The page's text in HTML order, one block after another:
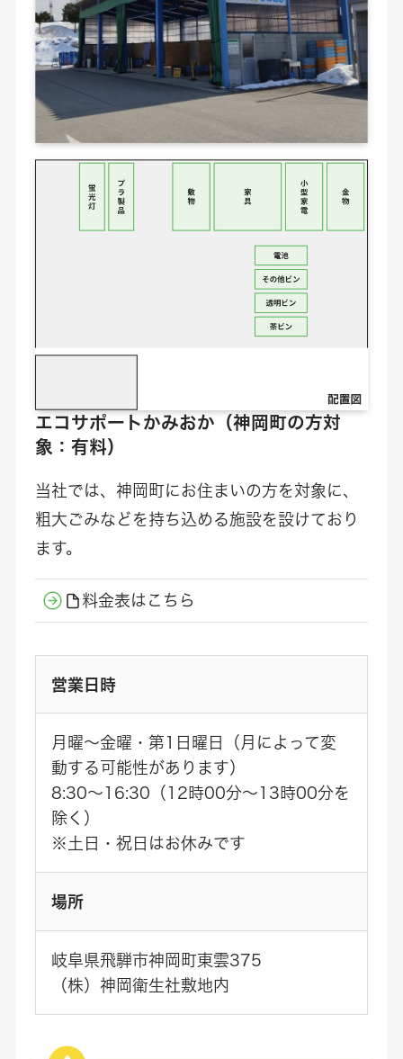
エコサポートかみおか （神岡町の方対
象：有料）
当社では、神岡町にお住まいの方を対象に、
粗大ごみなどを持ち込める施設を設けており
ます。
料金表はこちら
営業日時
月曜～金曜・第1日曜日（月によって変
動する可能性があります）
8:30～16:30（12時00分～13時00分を
除く）
※土日・祝日はお休みです
場所
岐阜県飛騨市神岡町東雲375
（株）神岡衛生社敷地内